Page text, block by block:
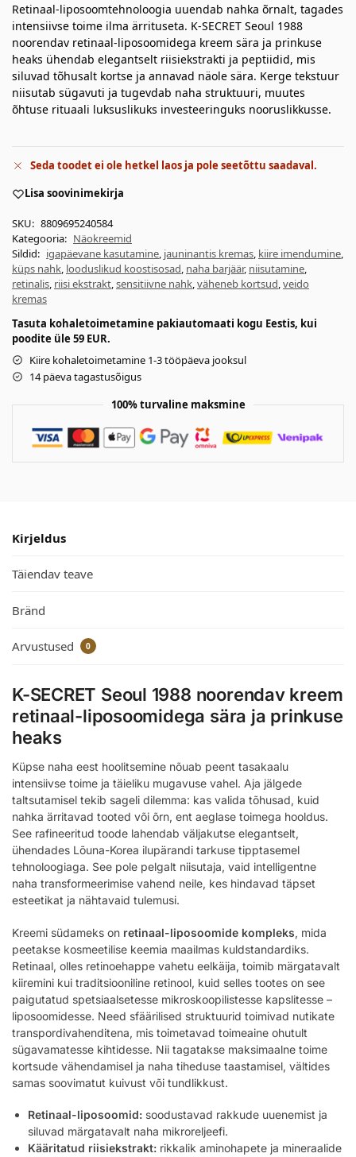
Retinaal-liposoomtehnoloogia uuendab nahka õrnalt, tagades
intensiivse toime ilma ärrituseta. K-SECRET Seoul 1988
noorendav retinaal-liposoomidega kreem sära ja prinkuse
heaks ühendab elegantselt riisiekstrakti ja peptiidid, mis
siluvad tõhusalt kortse ja annavad näole sära. Kerge tekstuur
niisutab sügavuti ja tugevdab naha struktuuri, muutes
õhtuse rituaali luksuslikuks investeeringuks nooruslikkusse.
Seda toodet ei ole hetkel laos ja pole seetõttu saadaval.
Lisa soovinimekirja
SKU: 8809695240584
Kategooria: Näokreemid
Sildid: igapäevane kasutamine, jauninantis kremas, kiire imendumine,
küps nahk, looduslikud koostisosad, naha barjäär, niisutamine,
retinalis, riisi ekstrakt,sensitiivne nahk,väheneb kortsud,veido
kremas
Tasuta kohaletoimetamine pakiautomaati kogu Eestis, kui
poodite üle 59 EUR.
Kiire kohaletoimetamine 1-3 tööpäeva jooksul
14 päeva tagastusõigus
100% turvaline maksmine
Kirjeldus
Täiendav teave
Bränd
Arvustused 0
K-SECRET Seoul 1988 noorendav kreem
retinaal-liposoomidega sära ja prinkuse
heaks
Küpse naha eest hoolitsemine nõuab peent tasakaalu
intensiivse toime ja täieliku mugavuse vahel. Aja jälgede
taltsutamisel tekib sageli dilemma: kas valida tõhusad, kuid
nahka ärritavad tooted või õrn, ent aeglase toimega hooldus.
See rafineeritud toode lahendab väljakutse elegantselt,
ühendades Lõuna-Korea ilupärandi tarkuse tipptasemel
tehnoloogiaga. See pole pelgalt niisutaja, vaid intelligentne
naha transformeerimise vahend neile, kes hindavad täpset
esteetikat ja nähtavaid tulemusi.
Kreemi südameks on retinaal-liposoomide kompleks, mida
peetakse kosmeetilise keemia maailmas kuldstandardiks.
Retinaal, olles retinoehappe vahetu eelkäija, toimib märgatavalt
kiiremini kui traditsiooniline retinool, kuid selles tootes on see
paigutatud spetsiaalsetesse mikroskoopilistesse kapslitesse –
liposoomidesse. Need sfäärilised struktuurid toimivad nutikate
transpordivahenditena, mis toimetavad toimeaine ohutult
sügavamatesse kihtidesse. Nii tagatakse maksimaalne toime
kortsude vähendamisel ja naha tiheduse taastamisel, vältides
samas soovimatut kuivust või tundlikkust.
Retinaal-liposoomid: soodustavad rakkude uuenemist ja
siluvad märgatavalt naha mikroreljeefi.
Kääritatud riisiekstrakt: rikkalik aminohapete ja mineraalide